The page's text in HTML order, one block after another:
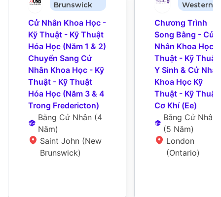
Brunswick
Cử Nhân Khoa Học -
Kỹ Thuật - Kỹ Thuật
Hóa Học (Năm 1 & 2)
Chuyển Sang Cử
Nhân Khoa Học - Kỹ
Thuật - Kỹ Thuật
Hóa Học (Năm 3 & 4
Trong Fredericton)
Bằng Cử Nhân (4
Năm)
Saint John (New
Brunswick)
Western
Chương Trình
Song Bằng - Cử
Nhân Khoa Học
Thuật - Kỹ Thuật
Y Sinh & Cử Nhân
Khoa Học Kỹ
Thuật - Kỹ Thuật
Cơ Khí (Ee)
Bằng Cử Nhân
(5 Năm)
London
(Ontario)